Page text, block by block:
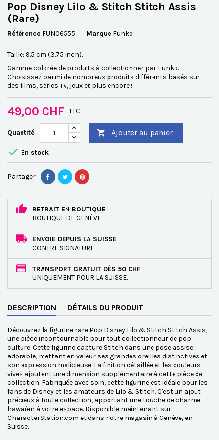
Pop Disney Lilo & Stitch Stitch Assis
(Rare)
Référence FUN06555 Marque Funko
Taille: 9.5 cm (3.75 inch).
Gamme colorée de produits à collectionner par Funko.
Choisissez parmi de nombreux produits différents basés sur
des films, séries TV, jeux et plus encore !
49,00 CHF TTC
Quantité  Ajouter au panier
 En stock
Partager
RETRAIT EN BOUTIQUE
BOUTIQUE DE GENÈVE
ENVOIE DEPUIS LA SUISSE
CONTRE SIGNATURE
TRANSPORT GRATUIT DÈS 50 CHF
UNIQUEMENT POUR LA SUISSE.
DESCRIPTION DÉTAILS DU PRODUIT
Découvrez la figurine rare Pop Disney Lilo & Stitch Stitch Assis,
une pièce incontournable pour tout collectionneur de pop
culture. Cette figurine capture Stitch dans une pose assise
adorable, mettant en valeur ses grandes oreilles distinctives et
son expression malicieuse. La finition détaillée et les couleurs
vives ajoutent une dimension supplémentaire à cette pièce de
collection. Fabriquée avec soin, cette figurine est idéale pour les
fans de Disney et les amateurs de Lilo & Stitch. C'est un ajout
précieux à toute collection, apportant une touche de charme
hawaïen à votre espace. Disponible maintenant sur
CharacterStation.com et dans notre magasin à Genève, en
Suisse.